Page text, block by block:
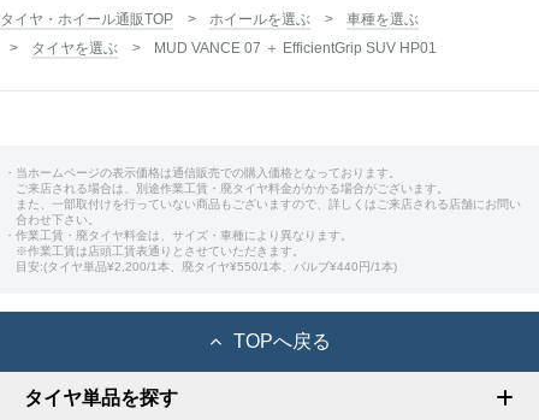
タイヤ・ホイール通販TOP ホイールを選ぶ
車種を選ぶ
タイヤを選ぶ
MUD VANCE 07 ＋ EfficientGrip SUV HP01
・当ホームページの表示価格は通信販売での購入価格となっております。
ご来店される場合は、別途作業工賃・廃タイヤ料金がかかる場合がございます。
また、一部取付けを行っていない商品もございますので、詳しくはご来店される店舗にお問い
合わせ下さい。
・作業工賃・廃タイヤ料金は、サイズ・車種により異なります。
※作業工賃は店頭工賃表通りとさせていただきます。
目安:(タイヤ単品¥2,200/1本、廃タイヤ¥550/1本、バルブ¥440円/1本)
TOPへ戻る
タイヤ単品を探す